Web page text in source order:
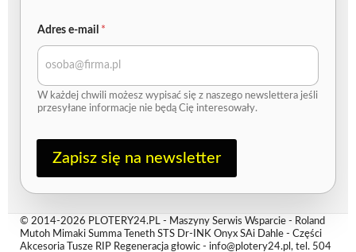
d
r
e
-
m
i
Adres e-mail *
W każdej chwili możesz wypisać się z naszego newslettera jeśli
przesyłane informacje nie będą Cię interesowały.
Zapisz się na newsletter
© 2014-2026 PLOTERY24.PL - Maszyny Serwis Wsparcie - Roland
Mutoh Mimaki Summa Teneth STS Dr-INK Onyx SAi Dahle - Części
Akcesoria Tusze RIP Regeneracja głowic - info@plotery24.pl, tel. 504